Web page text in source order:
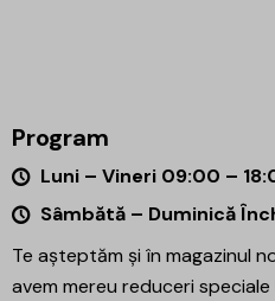
Program
Luni – Vineri 09:00 –
Sâmbătă – Duminică
Te așteptăm și în magazinul
avem mereu reduceri